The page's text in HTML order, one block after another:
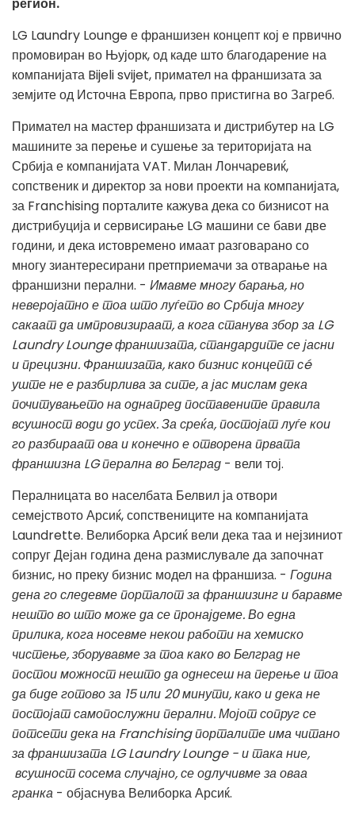
регион.
LG Laundry Lounge е франшизен концепт кој е првично
промовиран во Њујорк, од каде што благодарение на
компанијата Bijeli svijet, примател на франшизата за
земјите од Источна Европа, прво пристигна во Загреб.
Примател на мастер франшизата и дистрибутер на LG
машините за перење и сушење за територијата на
Србија е компанијата VAT. Милан Лончаревиќ,
сопственик и директор за нови проекти на компанијата,
за Franchising порталите кажува дека со бизнисот на
дистрибуција и сервисирање LG машини се бави две
години, и дека истовремено имаат разговарано со
многу зиантересирани претприемачи за отварање на
франшизни перални. - Имавме многу барања, но
неверојатно е тоа што луѓето во Србија многу
сакаат да импровизираат, а кога станува збор за LG
Laundry Lounge франшизата, стандардите се јасни
и прецизни. Франшизата, како бизнис концепт сé
уште не е разбирлива за сите, а јас мислам дека
почитувањето на однапред поставените правила
всушност води до успех. За среќа, постојат луѓе кои
го разбираат ова и конечно е отворена првата
франшизна LG перална во Белград - вели тој.
Пералницата во населбата Белвил ја отвори
семејството Арсиќ, сопствениците на компанијата
Laundrette. Велиборка Арсиќ вели дека таа и нејзиниот
сопруг Дејан година дена размислувале да започнат
бизнис, но преку бизнис модел на франшиза. - Година
дена го следевме порталот за франшизинг и баравме
нешто во што може да се пронајдеме. Во една
прилика, кога носевме некои работи на хемиско
чистење, зборувавме за тоа како во Белград не
постои можност нешто да однесеш на перење и тоа
да биде готово за 15 или 20 минути, како и дека не
постојат самопослужни перални. Мојот сопруг се
потсети дека на Franchising порталите има читано
за франшизата LG Laundry Lounge - и така ние,
всушност сосема случајно, се одлучивме за оваа
гранка - објаснува Велиборка Арсиќ.